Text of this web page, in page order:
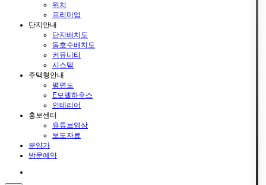
위치
프리미엄
단지안내
단지배치도
동호수배치도
커뮤니티
시스템
주택형안내
평면도
E모델하우스
인테리어
홍보센터
유튜브영상
보도자료
분양가
방문예약